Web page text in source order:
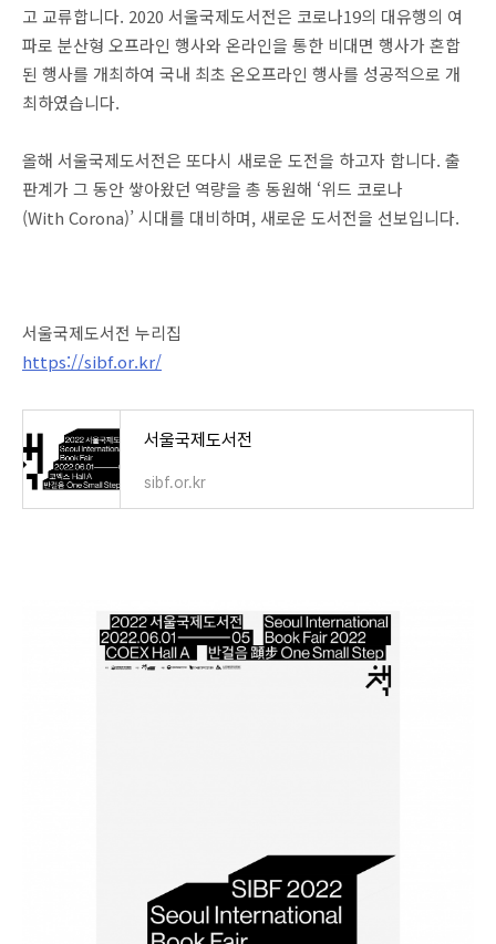
고 교류합니다. 2020 서울국제도서전은 코로나19의 대유행의 여
파로 분산형 오프라인 행사와 온라인을 통한 비대면 행사가 혼합
된 행사를 개최하여 국내 최초 온오프라인 행사를 성공적으로 개
최하였습니다.
올해 서울국제도서전은 또다시 새로운 도전을 하고자 합니다. 출
판계가 그 동안 쌓아왔던 역량을 총 동원해 ‘위드 코로나
(With Corona)’ 시대를 대비하며, 새로운 도서전을 선보입니다.
서울국제도서전 누리집
https://sibf.or.kr/
서울국제도서전
sibf.or.kr